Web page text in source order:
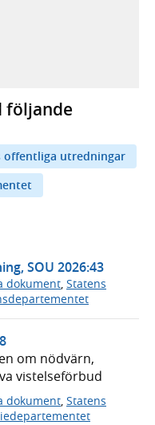
extern webbplats,
webbplats,
följande
offentliga utredningar
SOU 2026:43
dokument, Statens
om nödvärn,
vistelseförbud
dokument Statens